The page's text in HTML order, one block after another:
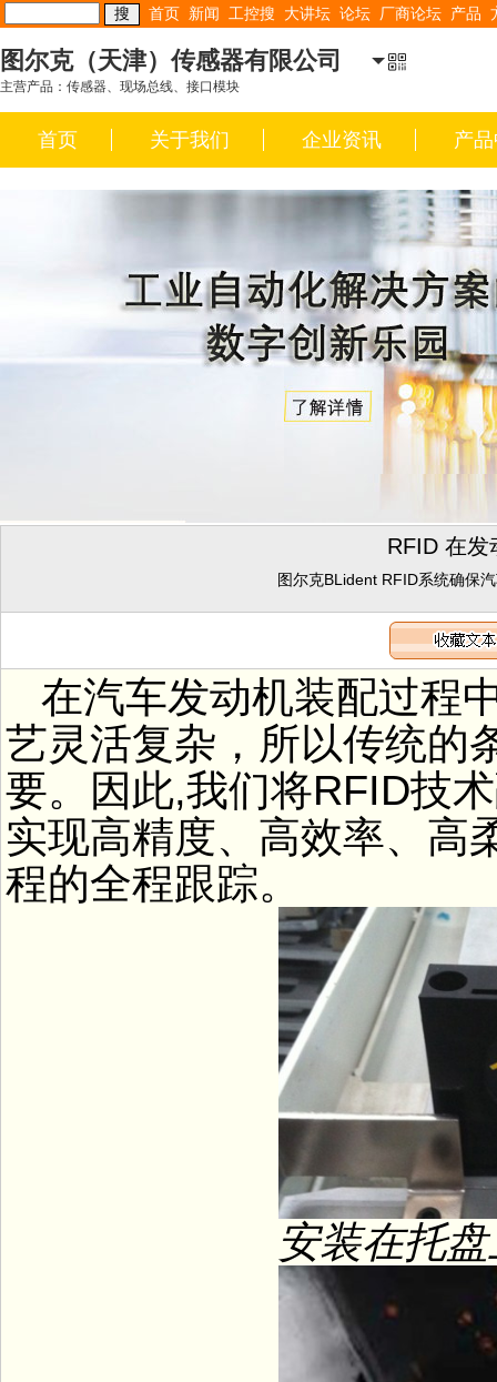
首页 新闻 工控搜 大讲坛 论坛 厂商论坛 产品
图尔克（天津）传感器有限公司
主营产品：传感器、现场总线、接口模块
首页 关于我们 企业资讯 产
RFID 在发
图尔克BLident RFID系统确保
在汽车发动机装配过程
艺灵活复杂，所以传统的
要。因此,我们将RFID技
实现高精度、高效率、高
程的全程跟踪。
安装在托